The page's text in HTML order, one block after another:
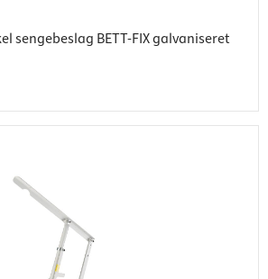
sengebeslag BETT-FIX galvaniseret